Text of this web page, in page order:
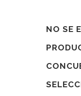
NO SE